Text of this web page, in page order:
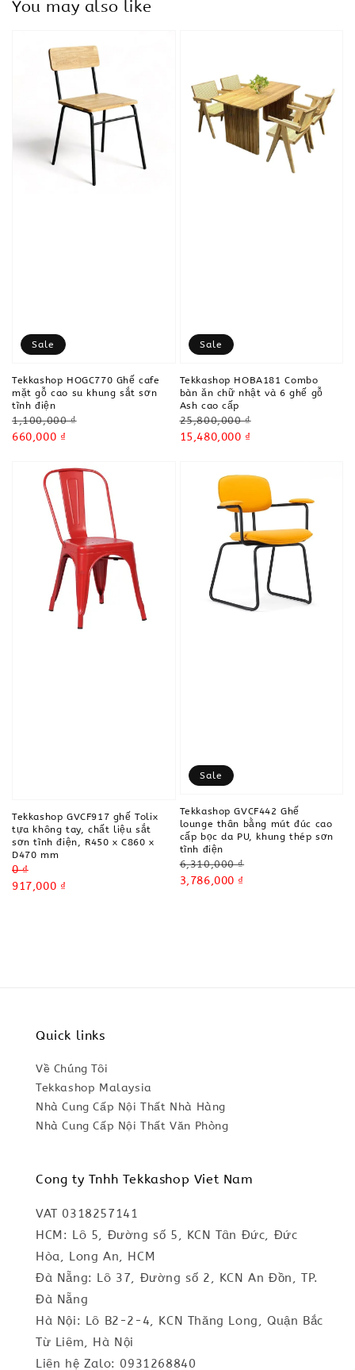
You may also like
Sale
Tekkashop HOGC770 Ghế cafe
mặt gỗ cao su khung sắt sơn
tĩnh điện
Regular
price
1,100,000 ₫
Sale
660,000 ₫
Sale
Tekkashop HOBA181 Combo
bàn ăn chữ nhật và 6 ghế gỗ
Ash cao cấp
Regular
price
25,800,000 ₫
Sale
15,480,000 ₫
Tekkashop GVCF917 ghế Tolix
tựa không tay, chất liệu sắt
sơn tĩnh điện, R450 x C860 x
D470 mm
Regular
price
0 ₫
Sale
917,000 ₫
Sale
Tekkashop GVCF442 Ghế
lounge thân bằng mút đúc cao
cấp bọc da PU, khung thép sơn
tĩnh điện
Regular
price
6,310,000 ₫
Sale
3,786,000 ₫
Quick links
Về Chúng Tôi
Tekkashop Malaysia
Nhà Cung Cấp Nội Thất Nhà Hàng
Nhà Cung Cấp Nội Thất Văn Phòng
Cong ty Tnhh Tekkashop Viet Nam
VAT 0318257141
HCM: Lô 5, Đường số 5, KCN Tân Đức, Đức
Hòa, Long An, HCM
Đà Nẵng: Lô 37, Đường số 2, KCN An Đồn, TP.
Đà Nẵng
Hà Nội: Lô B2-2-4, KCN Thăng Long, Quận Bắc
Từ Liêm, Hà Nội
Liên hệ Zalo: 0931268840